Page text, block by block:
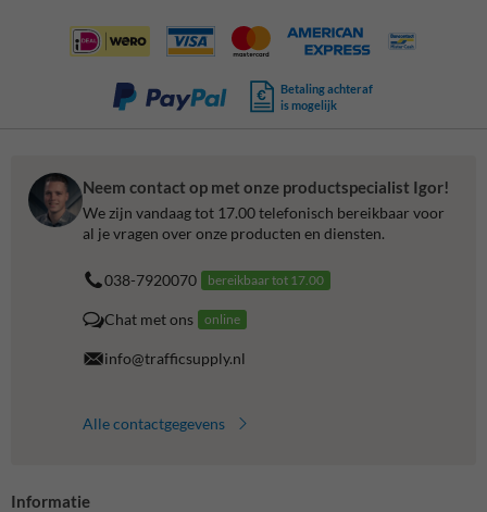
Betaling achteraf
is mogelijk
Neem contact op met onze productspecialist Igor!
We zijn vandaag tot 17.00 telefonisch bereikbaar voor
al je vragen over onze producten en diensten.
038-7920070 bereikbaar tot 17.00
Chat met ons online
info@trafficsupply.nl
Alle contactgegevens
Informatie